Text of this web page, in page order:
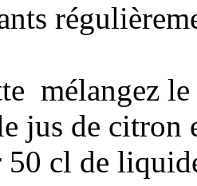
mélangez
jus de citron
cl de